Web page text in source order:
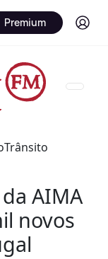
Premium Log in
Trânsito
AIMA
novos